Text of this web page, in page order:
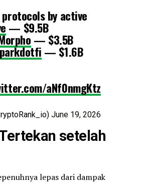
protocols by active
— $9.5B
— $3.5B
— $1.6B
aNf0nmgKtz
June 19, 2026
setelah
lepas dari dampak